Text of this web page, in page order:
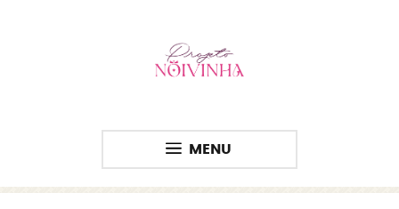
MENU